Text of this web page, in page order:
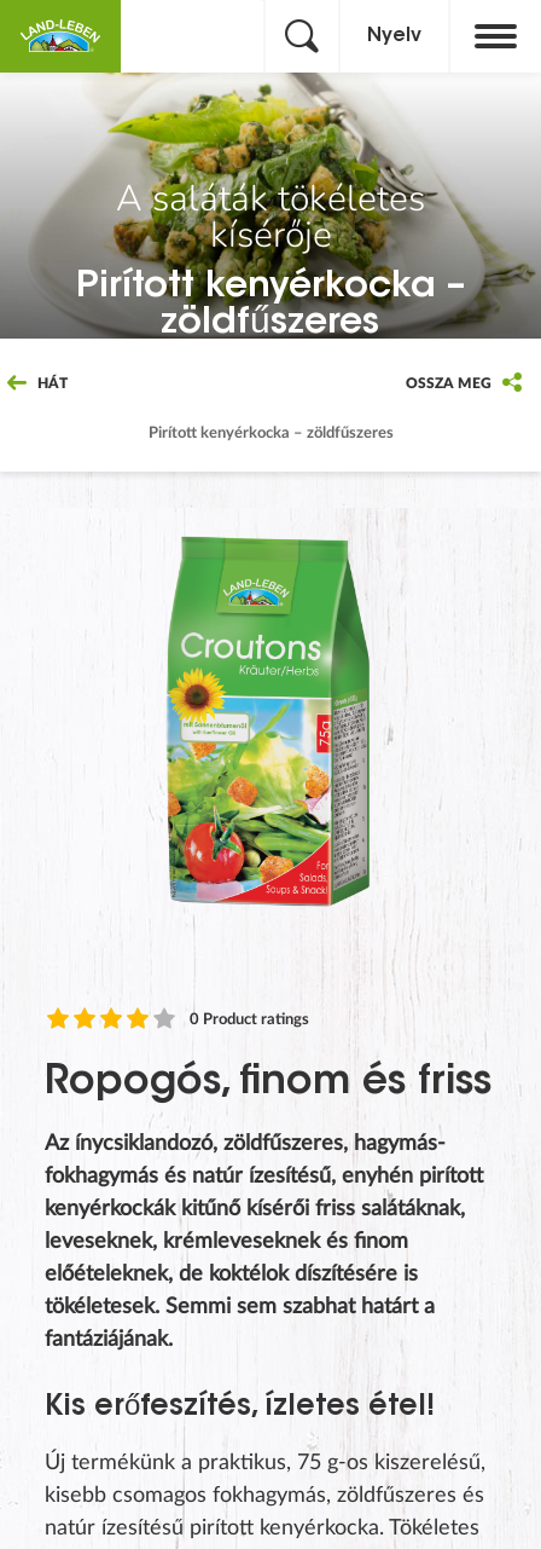
Nyelv
A saláták tökéletes
kísérője
Pirított kenyérkocka –
zöldfűszeres
HÁT
Pirított kenyérkocka – zöldfűszeres
OSSZA MEG
0 Product ratings
Ropogós, finom és friss
Az ínycsiklandozó, zöldfűszeres, hagymás-
fokhagymás és natúr ízesítésű, enyhén pirított
kenyérkockák kitűnő kísérői friss salátáknak,
leveseknek, krémleveseknek és finom
előételeknek, de koktélok díszítésére is
tökéletesek. Semmi sem szabhat határt a
fantáziájának.
Kis erőfeszítés, ízletes étel!
Új termékünk a praktikus, 75 g-os kiszerelésű,
kisebb csomagos fokhagymás, zöldfűszeres és
natúr ízesítésű pirított kenyérkocka. Tökéletes